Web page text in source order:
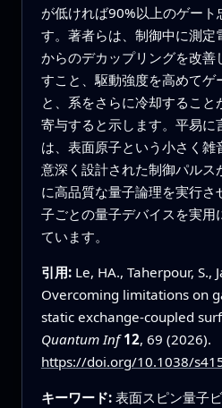
が低ければ90%以上のゲート
す。著者らは、制御中に測定
からのデカップリングを改善
すこと、駆動強度を高めてゲ
と、系をさらに冷却すること
寄与すると示します。平易に
は、表面原子という小さく雑
意深く設計された制御パルス
に高品質な量子論理を実行
子ごとの量子デバイスを実用
ています。
引用: Le, HA., Taherpour, S.,
Overcoming limitations on
static exchange-coupled
Quantum Inf 12, 69 (2026).
https://doi.org/10.1038/
キーワード: 表面スピン量子